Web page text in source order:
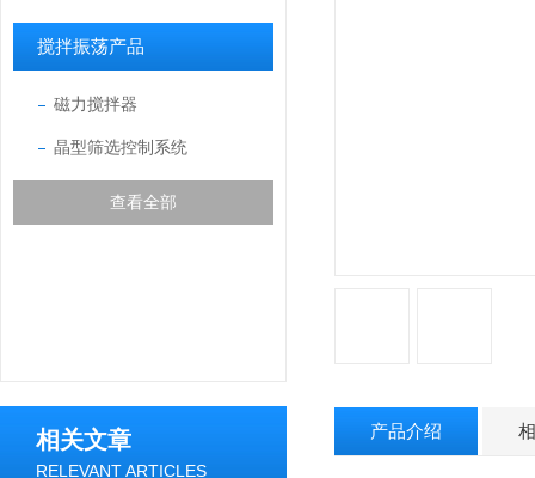
搅拌振荡产品
磁力搅拌器
晶型筛选控制系统
查看全部
相关文章
RELEVANT ARTICLES
产品介绍